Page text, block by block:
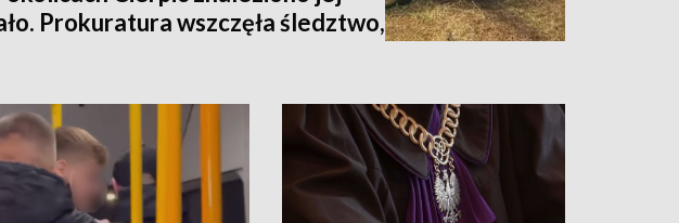
Prokuratura wszczęła śledztwo,